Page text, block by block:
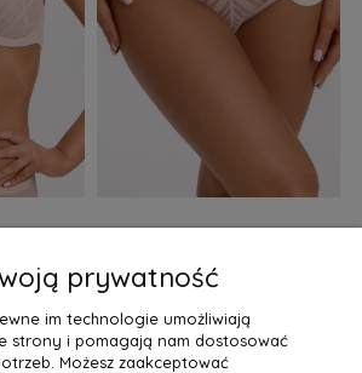
77,99 zł
Do Koszyka »
prywatność
im technologie umożliwiają
strony i pomagają nam dostosować
Możesz zaakceptować